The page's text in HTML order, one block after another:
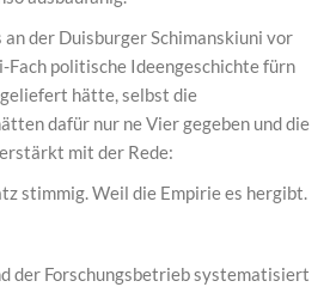
an der Duisburger Schimanskiuni vor
Fach politische Ideengeschichte fürn
hätte, selbst die
dafür nur ne Vier gegeben und die
mit der Rede:
stimmig. Weil die Empirie es hergibt.
der Forschungsbetrieb systematisiert